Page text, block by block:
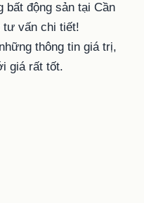
động sản tại Cần
vấn chi tiết!
thông tin giá trị,
giá rất tốt.